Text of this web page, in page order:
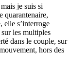
je suis si
quarantenaire,
elle s’interroge
les multiples
dans le couple, sur
hors des